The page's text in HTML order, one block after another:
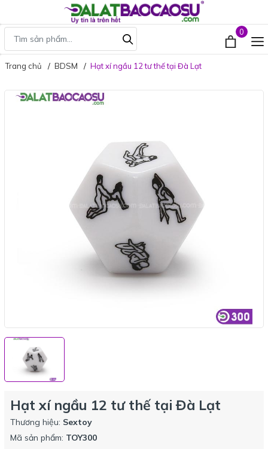
0
Trang chủ BDSM Hạt xí ngầu 12 tư thế tại Đà Lạt
Hạt xí ngầu 12 tư thế tại Đà Lạt
Thương hiệu: Sextoy
Mã sản phẩm: TOY300